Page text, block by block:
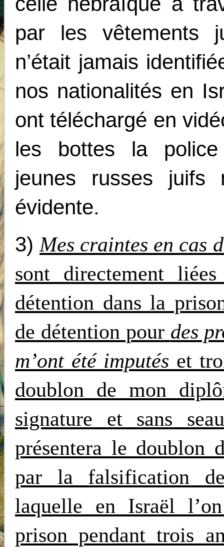
par les vêtements
n’était jamais
nos nationalités en
ont téléchargé en
les bottes la
jeunes russes juifs
évidente.
3)Mes craintes en cas
sont directement
détention dans la
de détention pour des
m’ont été imputés et
doublon de mon
signature et sans
présentera le doublon
par la falsification
laquelle en Israël
prison pendant trois